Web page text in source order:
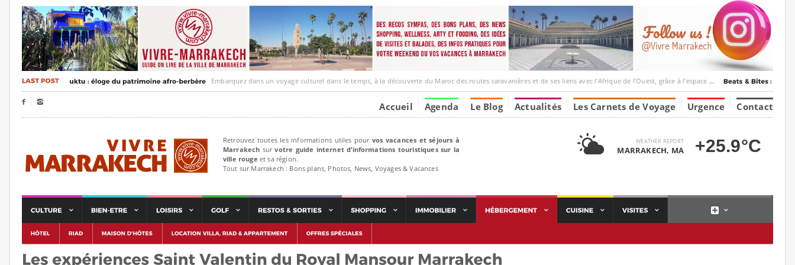
Embarquez dans un voyage culturel dans le temps, à la découverte du Maroc des routes caravanières et de ses liens avec l’Afrique de l’Ouest, grâce à l’espace Marrakesh-Tumbuktu.
  Accueil Agenda Le Blog Actualités Les Carnets de Voyage Urgence Contact
Retrouvez toutes les informations utiles pour vos vacances et séjours à
Marrakech survotre guide internet d’informations touristiques sur la
ville rouge et sa région.
Tout sur Marrakech : Bons plans, Photos, News, Voyages & Vacances
WEATHER REPORT
MARRAKECH, MA +25.9°C